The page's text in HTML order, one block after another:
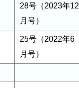
28号（2023年12
月号）
25号（2022年6
月号）